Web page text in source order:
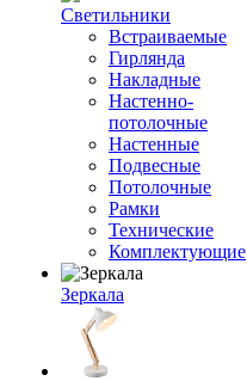
Светильники
Встраиваемые
Гирлянда
Накладные
Настенно-
потолочные
Настенные
Подвесные
Потолочные
Рамки
Технические
Комплектующие
Зеркала